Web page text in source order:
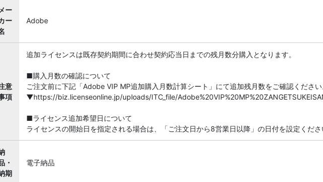
メー
ー
Adobe
意
項
追加ライセンスは既存契約期間に合わせ契約応当日までの残月数分購入となります。
■購入月数の確認について
ご注文前に下記「Adobe VIP MP追加購入月数計算シート」にて追加残月数をご確認くださ
▼https://biz.licenseonline.jp/uploads/ITC_file/
■ライセンス追加希望日について
ライセンスの開始日を指定される場合は、「ご注文日から8営業日以降」の日付を設定くだ
・
期
電子納品